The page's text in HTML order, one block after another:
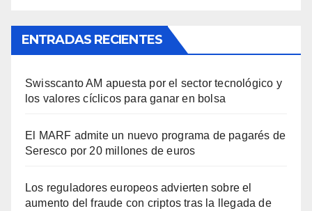
ENTRADAS RECIENTES
Swisscanto AM apuesta por el sector tecnológico y
los valores cíclicos para ganar en bolsa
El MARF admite un nuevo programa de pagarés de
Seresco por 20 millones de euros
Los reguladores europeos advierten sobre el
aumento del fraude con criptos tras la llegada de